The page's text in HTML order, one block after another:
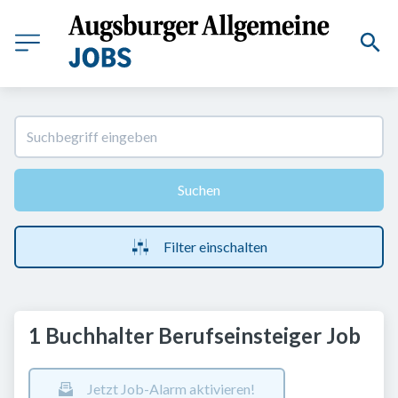
Suchen
Filter einschalten
1 Buchhalter Berufseinsteiger Job
Jetzt Job-Alarm aktivieren!